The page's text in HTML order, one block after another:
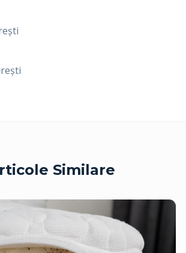
Similare